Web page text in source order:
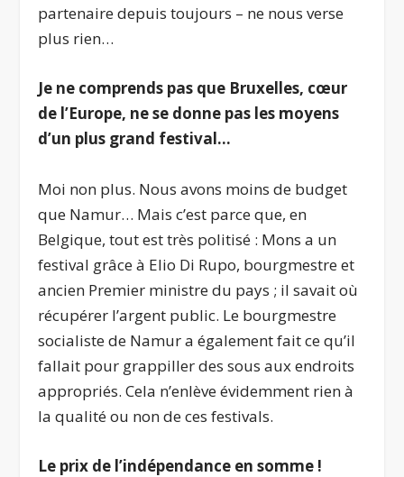
partenaire depuis toujours – ne nous verse
plus rien…
Je ne comprends pas que Bruxelles, cœur
de l’Europe, ne se donne pas les moyens
d’un plus grand festival…
Moi non plus. Nous avons moins de budget
que Namur… Mais c’est parce que, en
Belgique, tout est très politisé : Mons a un
festival grâce à Elio Di Rupo, bourgmestre et
ancien Premier ministre du pays ; il savait où
récupérer l’argent public. Le bourgmestre
socialiste de Namur a également fait ce qu’il
fallait pour grappiller des sous aux endroits
appropriés. Cela n’enlève évidemment rien à
la qualité ou non de ces festivals.
Le prix de l’indépendance en somme !